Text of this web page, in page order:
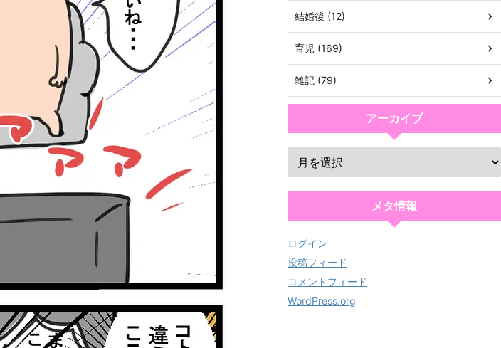
結婚後 (12)
育児 (169)
雑記 (79)
アーカイブ
メタ情報
ログイン
投稿フィード
コメントフィード
WordPress.org